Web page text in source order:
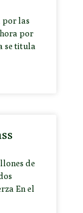
por las
por
se titula
de
En el